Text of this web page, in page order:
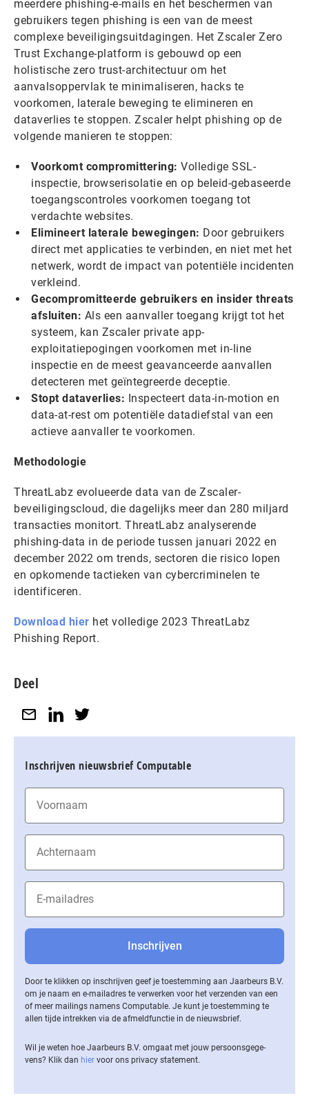
meerdere phishing-e-mails en het beschermen van
gebruikers tegen phishing is een van de meest
complexe beveiligingsuitdagingen. Het Zscaler Zero
Trust Exchange-platform is gebouwd op een
holistische zero trust-architectuur om het
aanvalsoppervlak te minimaliseren, hacks te
voorkomen, laterale beweging te elimineren en
dataverlies te stoppen. Zscaler helpt phishing op de
volgende manieren te stoppen:
Voorkomt compromittering: Volledige SSL-
inspectie, browserisolatie en op beleid-gebaseerde
toegangscontroles voorkomen toegang tot
verdachte websites.
Elimineert laterale bewegingen: Door gebruikers
direct met applicaties te verbinden, en niet met het
netwerk, wordt de impact van potentiële incidenten
verkleind.
Gecompromitteerde gebruikers en insider threats
afsluiten: Als een aanvaller toegang krijgt tot het
systeem, kan Zscaler private app-
exploitatiepogingen voorkomen met in-line
inspectie en de meest geavanceerde aanvallen
detecteren met geïntegreerde deceptie.
Stopt dataverlies: Inspecteert data-in-motion en
data-at-rest om potentiële datadiefstal van een
actieve aanvaller te voorkomen.
Methodologie
ThreatLabz evolueerde data van de Zscaler-
beveiligingscloud, die dagelijks meer dan 280 miljard
transacties monitort. ThreatLabz analyserende
phishing-data in de periode tussen januari 2022 en
december 2022 om trends, sectoren die risico lopen
en opkomende tactieken van cybercriminelen te
identificeren.
Download hier het volledige 2023 ThreatLabz
Phishing Report.
Deel
Inschrijven nieuwsbrief Computable
Door te klikken op inschrijven geef je toestemming aan Jaarbeurs B.V.
om je naam en e-mailadres te verwerken voor het verzenden van een
of meer mailings namens Computable. Je kunt je toestemming te
allen tijde intrekken via de af­meld­func­tie in de nieuwsbrief.
Wil je weten hoe Jaarbeurs B.V. omgaat met jouw per­soons­ge­ge­
vens? Klik dan hier voor ons privacy statement.